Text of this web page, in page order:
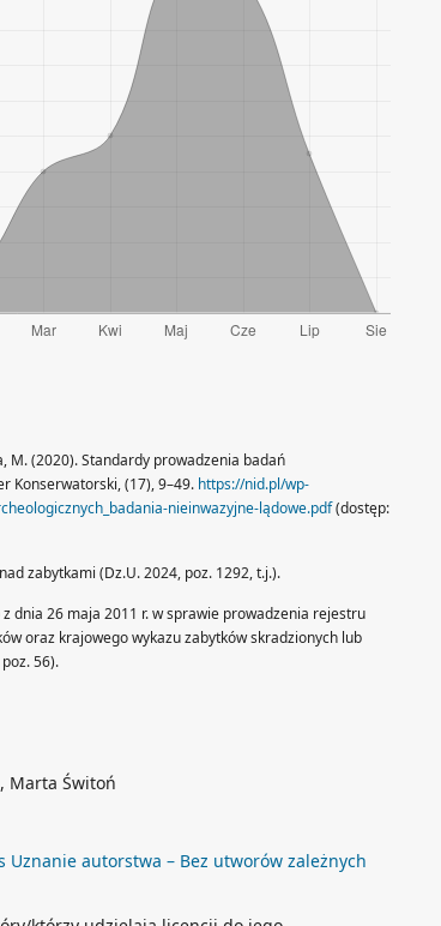
M. (2020). Standardy prowadzenia badań
Konserwatorski, (17), 9–49. https://nid.pl/wp-
nieinwazyjne-lądowe.pdf(dostęp:
zabytkami (Dz.U. 2024, poz. 1292, t.j.).
dnia 26 maja 2011 r. w sprawie prowadzenia rejestru
oraz krajowego wykazu zabytków skradzionych lub
56).
Marta Świtoń
Uznanie autorstwa – Bez utworów zależnych